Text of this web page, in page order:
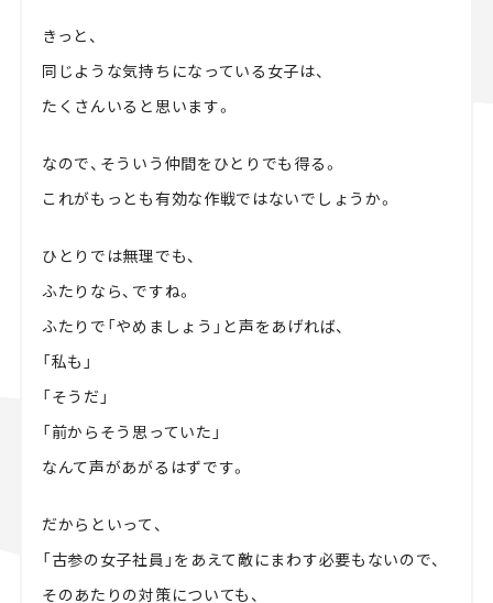
きっと、
同じような気持ちになっている女子は、
たくさんいると思います。
なので、そういう仲間をひとりでも得る。
これがもっとも有効な作戦ではないでしょうか。
ひとりでは無理でも、
ふたりなら、ですね。
ふたりで「やめましょう」と声をあげれば、
「私も」
「そうだ」
「前からそう思っていた」
なんて声があがるはずです。
だからといって、
「古参の女子社員」をあえて敵にまわす必要もないので、
そのあたりの対策についても、